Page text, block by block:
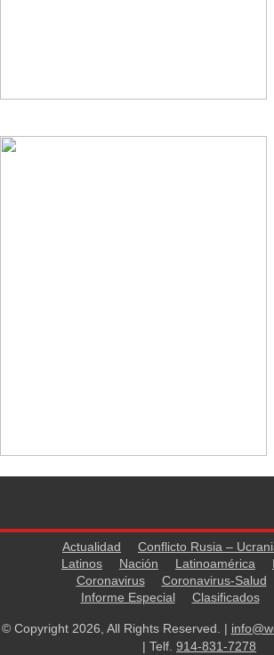
Actualidad Conflicto Rusia –
Latinos
Nación Latinoamérica
Coronavirus
Coronavirus-Salud
Informe Especial
Clasificados
© Copyright 2026, All Rights Reserved. |
| Telf. 914-831-7278